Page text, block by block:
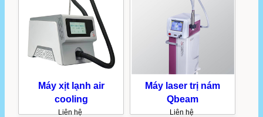
Máy xịt lạnh air
cooling
Liên hệ
Máy laser trị nám
Qbeam
Liên hệ